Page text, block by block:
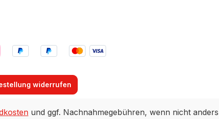
widerrufen
und ggf. Nachnahmegebühren, wenn nicht